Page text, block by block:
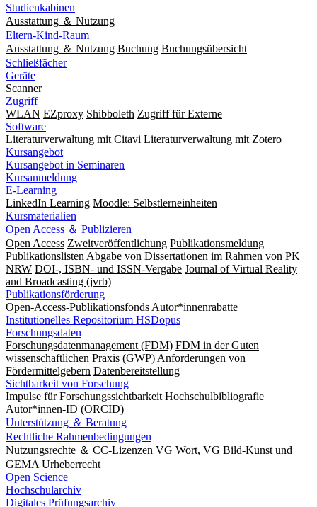
Studienkabinen
Ausstattung ＆ Nutzung
Eltern-Kind-Raum
Ausstattung ＆ Nutzung Buchung Buchungsübersicht
Schließfächer
Geräte
Scanner
Zugriff
WLAN EZproxy Shibboleth Zugriff für Externe
Software
Literaturverwaltung mit Citavi Literaturverwaltung mit Zotero
Kursangebot
Kursangebot in Seminaren
Kursanmeldung
E-Learning
LinkedIn Learning Moodle: Selbstlerneinheiten
Kursmaterialien
Open Access ＆ Publizieren
Open Access Zweitveröffentlichung Publikationsmeldung
Publikationslisten Abgabe von Dissertationen im Rahmen von PK
NRW DOI-, ISBN- und ISSN-Vergabe Journal of Virtual Reality
and Broadcasting (jvrb)
Publikationsförderung
Open-Access-Publikationsfonds Autor*innenrabatte
Institutionelles Repositorium HSDopus
Forschungsdaten
Forschungsdatenmanagement (FDM) FDM in der Guten
wissenschaftlichen Praxis (GWP) Anforderungen von
Fördermittelgebern Datenbereitstellung
Sichtbarkeit von Forschung
Impulse für Forschungssichtbarkeit Hochschulbibliografie
Autor*innen-ID (ORCID)
Unterstützung ＆ Beratung
Rechtliche Rahmenbedingungen
Nutzungsrechte ＆ CC-Lizenzen VG Wort, VG Bild-Kunst und
GEMA Urheberrecht
Open Science
Hochschularchiv
Digitales Prüfungsarchiv